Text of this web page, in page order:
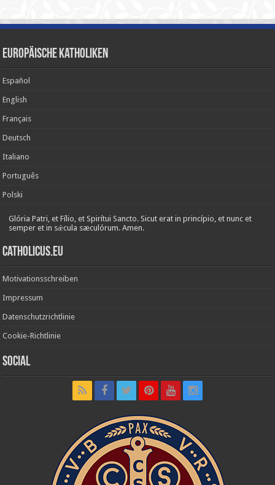
Europäische Katholiken
Español
English
Français
Deutsch
Italiano
Português
Polski
Glória Patri, et Fílio, et Spirítui Sancto. Sicut erat in princípio, et nunc et
semper et in sǽcula sæculórum. Amen.
Catholicus.eu
Motivationsschreiben
Impressum
Datenschutzrichtlinie
Cookie-Richtlinie
Social